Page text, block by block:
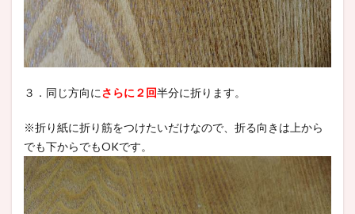
３．同じ方向にさらに２回半分に折ります。
※折り紙に折り筋をつけたいだけなので、折る向きは上から
でも下からでもOKです。